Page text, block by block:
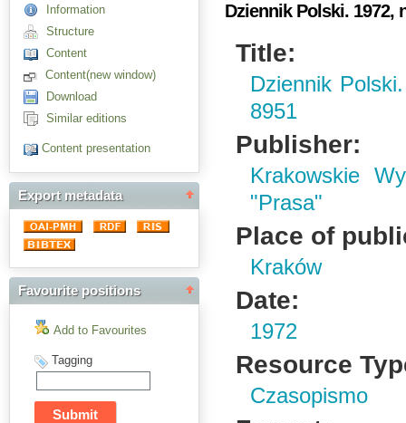
Information
Structure
Content
Content(new window)
Download
Similar editions
Content presentation
Export metadata
Favourite positions
Add to Favourites
Tagging
Dziennik Polski. 1972,
Title:
Dziennik
8951
Publisher:
Krakowskie
"Prasa"
Place of
Kraków
Date:
1972
Resource
Czasopismo